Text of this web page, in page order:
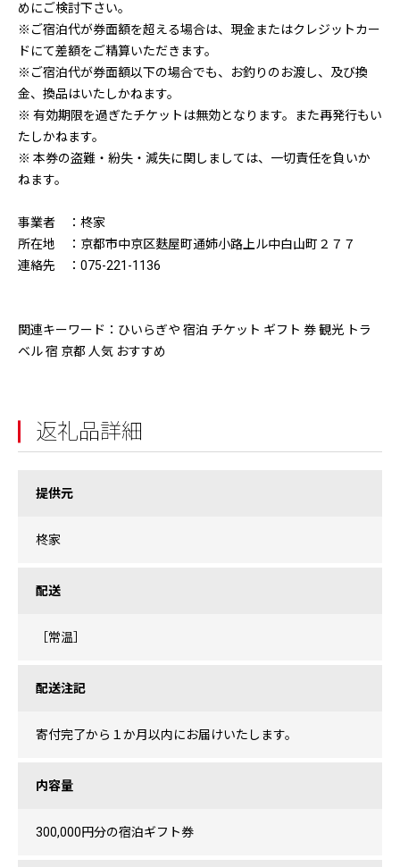
めにご検討下さい。
※ご宿泊代が券面額を超える場合は、現金またはクレジットカー
ドにて差額をご精算いただきます。
※ご宿泊代が券面額以下の場合でも、お釣りのお渡し、及び換
金、換品はいたしかねます。
※ 有効期限を過ぎたチケットは無効となります。また再発行もい
たしかねます。
※ 本券の盗難・紛失・減失に関しましては、一切責任を負いか
ねます。
事業者 ：柊家
所在地 ：京都市中京区麩屋町通姉小路上ル中白山町２７７
連絡先 ：075-221-1136
関連キーワード：ひいらぎや 宿泊 チケット ギフト 券 観光 トラ
ベル 宿 京都 人気 おすすめ
返礼品詳細
提供元
柊家
配送
［常温］
配送注記
寄付完了から１か月以内にお届けいたします。
内容量
300,000円分の宿泊ギフト券